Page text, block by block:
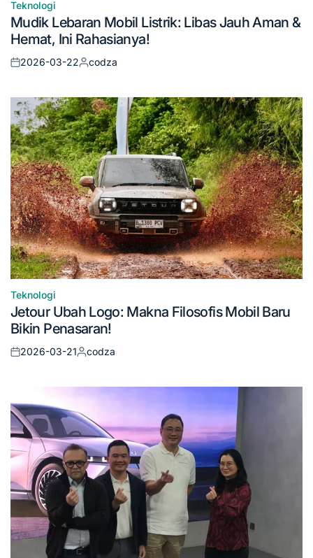
Posted
in
Teknologi
Mudik Lebaran Mobil Listrik: Libas Jauh Aman &
Hemat, Ini Rahasianya!
Posted
2026-03-22
Posted
codza
Posted
in
Teknologi
Jetour Ubah Logo: Makna Filosofis Mobil Baru
Bikin Penasaran!
Posted
2026-03-21
Posted
codza